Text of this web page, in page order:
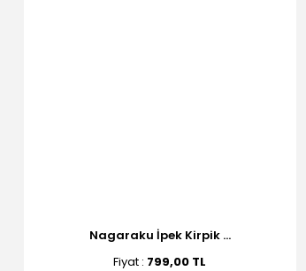
Nagaraku İpek Kirpik ...
Fiyat : 799,00 TL